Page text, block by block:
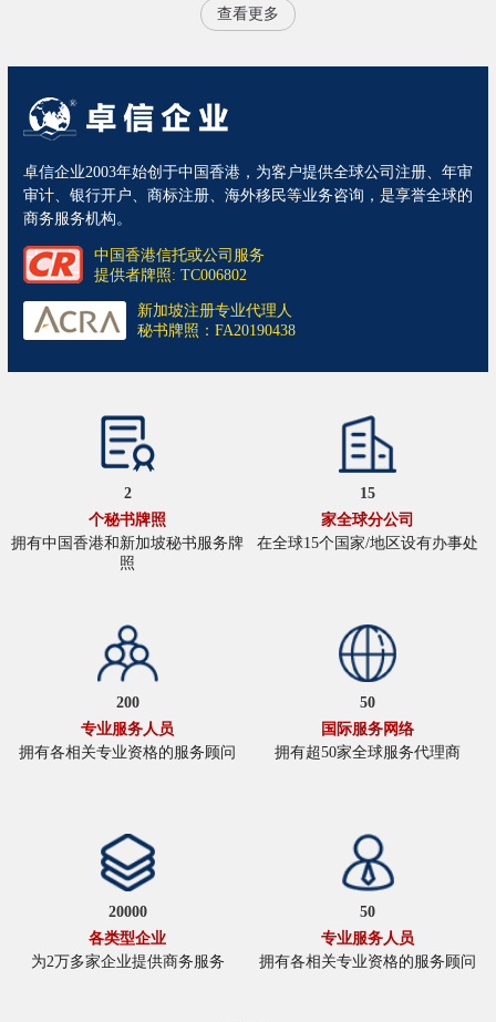
查看更多
卓信企业2003年始创于中国香港，为客户提供全球公司注册、年审
审计、银行开户、商标注册、海外移民等业务咨询，是享誉全球的
商务服务机构。
中国香港信托或公司服务
提供者牌照: TC006802
新加坡注册专业代理人
秘书牌照：FA20190438
2
个秘书牌照
拥有中国香港和新加坡秘书服务牌
照
15
家全球分公司
在全球15个国家/地区设有办事处
200
专业服务人员
拥有各相关专业资格的服务顾问
50
国际服务网络
拥有超50家全球服务代理商
20000
各类型企业
为2万多家企业提供商务服务
50
专业服务人员
拥有各相关专业资格的服务顾问